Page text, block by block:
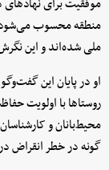
موفقیت برای
منطقه محسوب می‌شود
ملی شده‌اند و این
او در پایان این
روستاها با اولویت
محیط‌بانان و
گونه در خطر انقراض